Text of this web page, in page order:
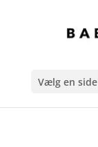
Vælg en side